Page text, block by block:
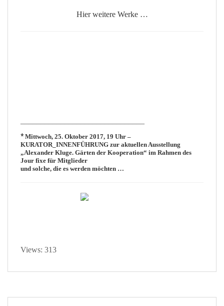
Hier weitere Werke …
*Mittwoch, 25. Oktober 2017, 19 Uhr –
KURATOR_INNENFÜHRUNG zur aktuellen Ausstellung
„Alexander Kluge. Gärten der Kooperation“ im Rahmen des
Jour fixe für Mitglieder
und solche, die es werden möchten …
Views: 313